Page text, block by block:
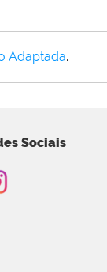
Adaptada.
Sociais